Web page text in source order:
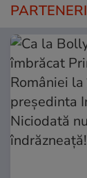
PARTENERI